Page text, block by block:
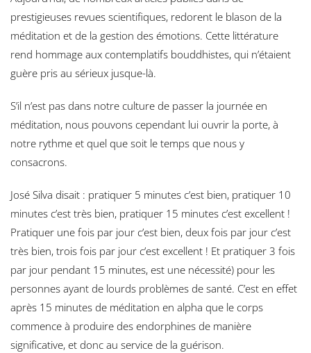
prestigieuses revues scientifiques, redorent le blason de la
méditation et de la gestion des émotions. Cette littérature
rend hommage aux contemplatifs bouddhistes, qui n’étaient
guère pris au sérieux jusque-là.
S’il n’est pas dans notre culture de passer la journée en
méditation, nous pouvons cependant lui ouvrir la porte, à
notre rythme et quel que soit le temps que nous y
consacrons.
José Silva disait : pratiquer 5 minutes c’est bien, pratiquer 10
minutes c’est très bien, pratiquer 15 minutes c’est excellent !
Pratiquer une fois par jour c’est bien, deux fois par jour c’est
très bien, trois fois par jour c’est excellent ! Et pratiquer 3 fois
par jour pendant 15 minutes, est une nécessité) pour les
personnes ayant de lourds problèmes de santé. C’est en effet
après 15 minutes de méditation en alpha que le corps
commence à produire des endorphines de manière
significative, et donc au service de la guérison.